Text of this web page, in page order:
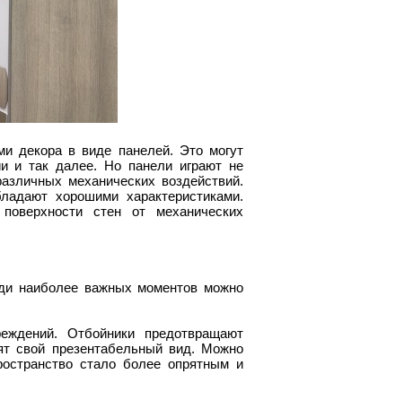
декора в виде панелей. Это могут
и так далее. Но панели играют не
механических воздействий.
хорошими характеристиками.
стен от механических
наиболее важных моментов можно
Отбойники предотвращают
свой презентабельный вид. Можно
стало более опрятным и